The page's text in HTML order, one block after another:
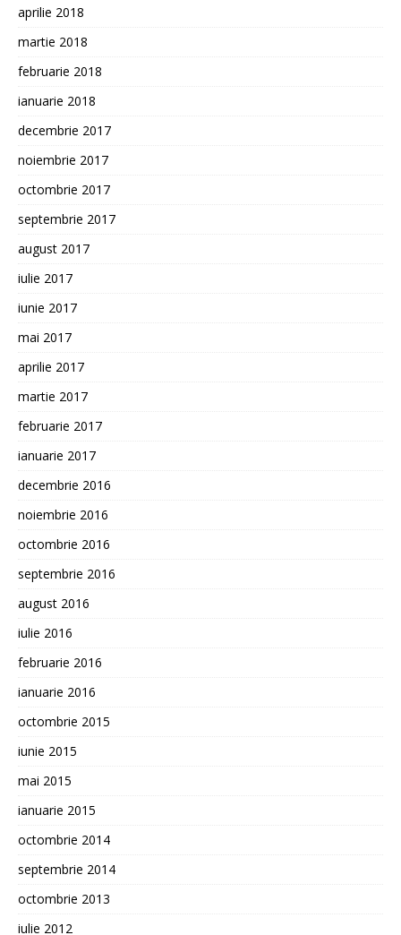
aprilie 2018
martie 2018
februarie 2018
ianuarie 2018
decembrie 2017
noiembrie 2017
octombrie 2017
septembrie 2017
august 2017
iulie 2017
iunie 2017
mai 2017
aprilie 2017
martie 2017
februarie 2017
ianuarie 2017
decembrie 2016
noiembrie 2016
octombrie 2016
septembrie 2016
august 2016
iulie 2016
februarie 2016
ianuarie 2016
octombrie 2015
iunie 2015
mai 2015
ianuarie 2015
octombrie 2014
septembrie 2014
octombrie 2013
iulie 2012